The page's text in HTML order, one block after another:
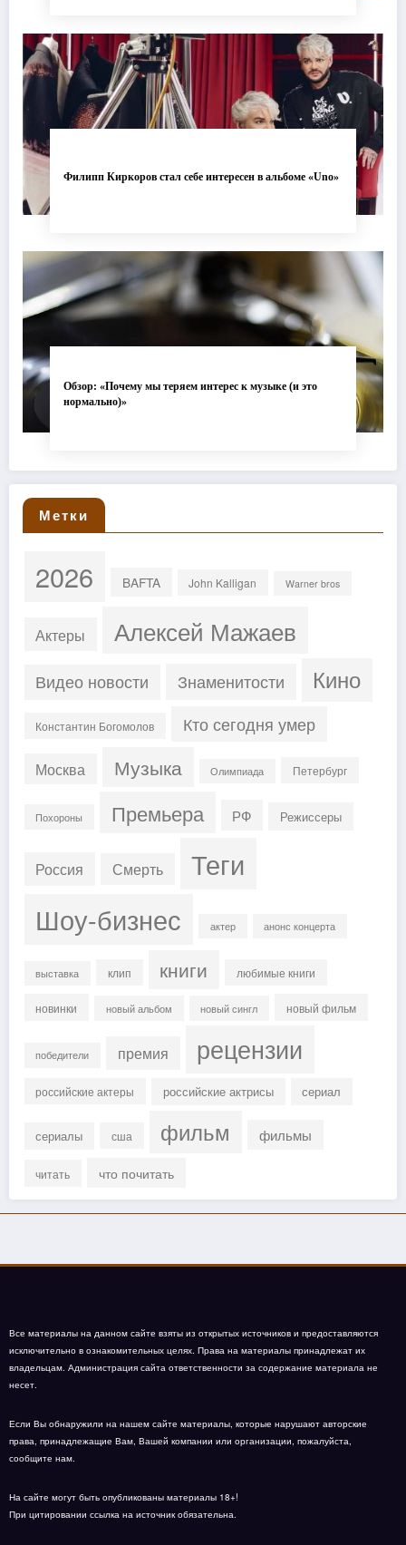
Филипп Киркоров стал себе интересен в альбоме «Uno»
Обзор: «Почему мы теряем интерес к музыке (и это
нормально)»
Метки
2026 BAFTA John Kalligan Warner bros
Актеры Алексей Мажаев
Видео новости Знаменитости Кино
Константин Богомолов Кто сегодня умер
Москва Музыка Олимпиада Петербург
Похороны Премьера РФ Режиссеры
Россия Смерть Теги
Шоу-бизнес актер анонс концерта
выставка клип книги любимые книги
новинки новый альбом новый сингл новый фильм
победители премия рецензии
российские актеры российские актрисы сериал
сериалы сша фильм фильмы
читать что почитать
Все материалы на данном сайте взяты из открытых источников и предоставляются
исключительно в ознакомительных целях. Права на материалы принадлежат их
владельцам. Администрация сайта ответственности за содержание материала не
несет.
Если Вы обнаружили на нашем сайте материалы, которые нарушают авторские
права, принадлежащие Вам, Вашей компании или организации, пожалуйста,
сообщите нам.
На сайте могут быть опубликованы материалы 18+!
При цитировании ссылка на источник обязательна.